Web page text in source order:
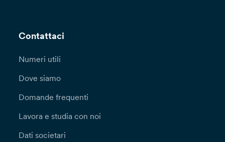
Contattaci
Numeri utili
Dove siamo
Domande frequenti
Lavora e studia con noi
Dati societari